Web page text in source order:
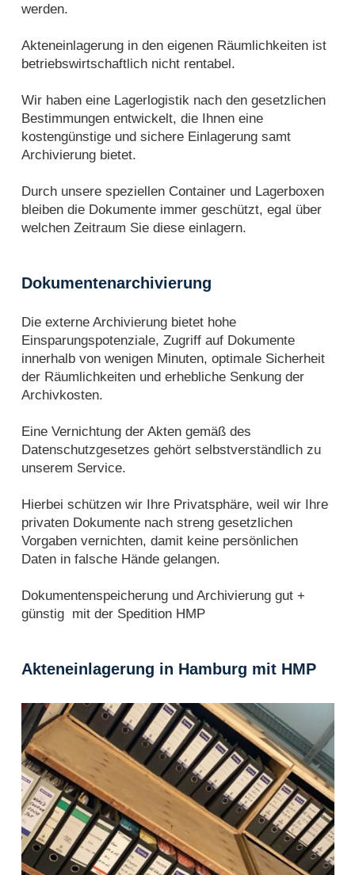
werden.
Akteneinlagerung in den eigenen Räumlichkeiten ist
betriebswirtschaftlich nicht rentabel.
Wir haben eine Lagerlogistik nach den gesetzlichen
Bestimmungen entwickelt, die Ihnen eine
kostengünstige und sichere Einlagerung samt
Archivierung bietet.
Durch unsere speziellen Container und Lagerboxen
bleiben die Dokumente immer geschützt, egal über
welchen Zeitraum Sie diese einlagern.
Dokumentenarchivierung
Die externe Archivierung bietet hohe
Einsparungspotenziale, Zugriff auf Dokumente
innerhalb von wenigen Minuten, optimale Sicherheit
der Räumlichkeiten und erhebliche Senkung der
Archivkosten.
Eine Vernichtung der Akten gemäß des
Datenschutzgesetzes gehört selbstverständlich zu
unserem Service.
Hierbei schützen wir Ihre Privatsphäre, weil wir Ihre
privaten Dokumente nach streng gesetzlichen
Vorgaben vernichten, damit keine persönlichen
Daten in falsche Hände gelangen.
Dokumentenspeicherung und Archivierung gut +
günstig mit der Spedition HMP
Akteneinlagerung in Hamburg mit HMP